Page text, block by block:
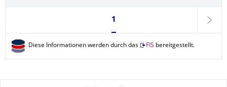
Seite 1, aktuell ausgewählt
1
weiter
Diese Informationen werden durch das FIS bereitgestellt.